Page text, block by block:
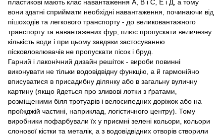
пластикові мають клас навантаження A, B і C, Е і Д, а тому
вони здатні сприймати необхідні навантаження, починаючи від
пішоходів та легкового транспорту - до великовантажного
транспорту та навантажених фур, плюс пропускати величезну
кількість води і при цьому завдяки застосуванню
пісковловлювачів не пропускати пісок і бруд.
Гарний і лаконічний дизайн решіток - вироби повинні
виконувати не тільки водовідвідну функцію, а й гармонійно
вписуватися в присадибну ділянку або в загальну вуличну
картину (якщо йдеться про зливові лотки з ґратами,
розміщеними біля тротуарів і велосипедних доріжок або на
проїжджій частині, наприклад, логістичного центру). Тому
виробники пофарбували їх у приємні зелені кольори, кольори
слонової кістки та металік, а з водовідвідних отворів створили